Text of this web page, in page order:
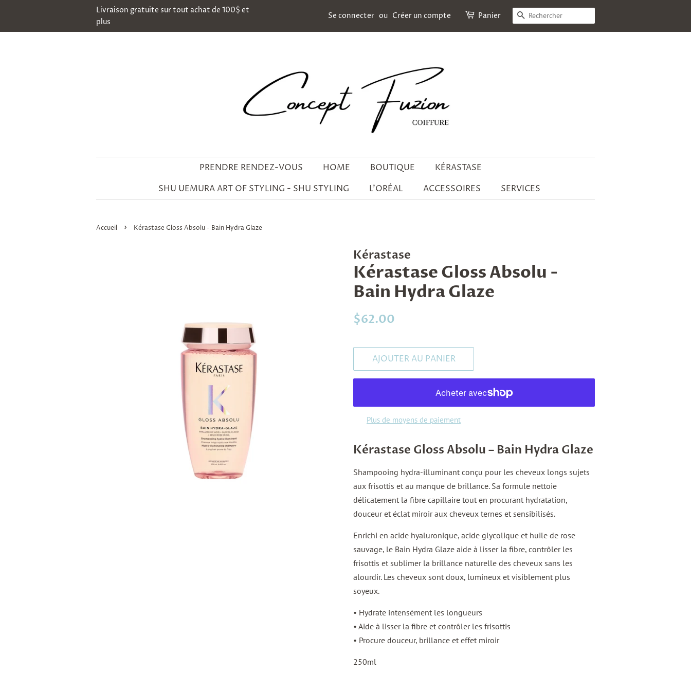
Livraison gratuite sur tout achat de 100$ et
plus
Se connecter ou Créer un compte Panier RECHERCHE
PRENDRE RENDEZ-VOUS HOME BOUTIQUE
KÉRASTASE
SHU UEMURA ART OF STYLING - SHU STYLING
L'ORÉAL ACCESSOIRES SERVICES
Accueil › Kérastase Gloss Absolu - Bain Hydra Glaze
Kérastase
Kérastase Gloss Absolu -
Bain Hydra Glaze
Prix
$62.00
AJOUTER AU PANIER
Plus de moyens de paiement
Kérastase Gloss Absolu – Bain Hydra Glaze
Shampooing hydra-illuminant conçu pour les cheveux longs sujets
aux frisottis et au manque de brillance. Sa formule nettoie
délicatement la fibre capillaire tout en procurant hydratation,
douceur et éclat miroir aux cheveux ternes et sensibilisés.
Enrichi en acide hyaluronique, acide glycolique et huile de rose
sauvage, le Bain Hydra Glaze aide à lisser la fibre, contrôler les
frisottis et sublimer la brillance naturelle des cheveux sans les
alourdir. Les cheveux sont doux, lumineux et visiblement plus
soyeux.
• Hydrate intensément les longueurs
• Aide à lisser la fibre et contrôler les frisottis
• Procure douceur, brillance et effet miroir
250ml